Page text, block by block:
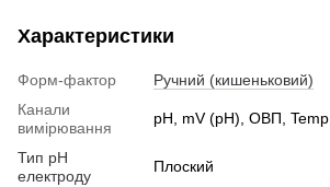
Характеристики
Форм-фактор
Ручний (кишеньковий)
Канали
вимірювання
pH, mV (pH), ОВП, Temp
Тип pH
електроду
Плоский